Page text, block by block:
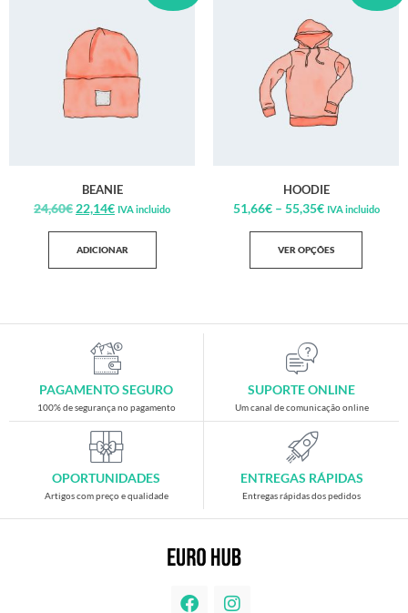
BEANIE
24,60€ 22,14€ IVA incluido
ADICIONAR
HOODIE
51,66€ – 55,35€ IVA incluido
VER OPÇÕES
PAGAMENTO SEGURO
100% de segurança no pagamento
SUPORTE ONLINE
Um canal de comunicação online
OPORTUNIDADES
Artigos com preço e qualidade
ENTREGAS RÁPIDAS
Entregas rápidas dos pedidos